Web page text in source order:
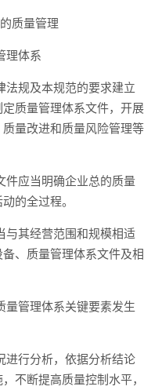
质量管理
理体系
规及本规范的要求建立
质量管理体系文件，开展
量改进和质量风险管理等
应当明确企业总的质量
的全过程。
其经营范围和规模相适
、质量管理体系文件及相
管理体系关键要素发生
行分析，依据分析结论
不断提高质量控制水平，